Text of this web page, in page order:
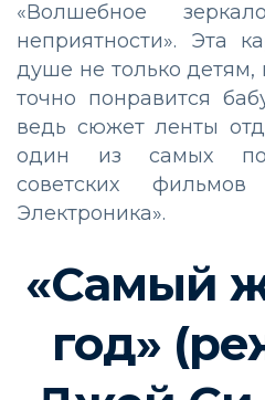
«Волшебное
неприятности». Эта
душе не только детям,
точно понравится
ведь сюжет ленты
один из самых
советских
Электроника».
«Самый
год»